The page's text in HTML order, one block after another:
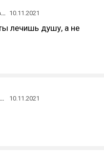
В Петербурге с 1 декабря введут QR-коды для посещения кафе, ресторанов и части магазинов 10.11.2021
лечишь душу, а не
После IPO стартап Rivian стал шестым по стоимости автопроизводителем в мире — через два месяца после первых продаж
10.11.2021